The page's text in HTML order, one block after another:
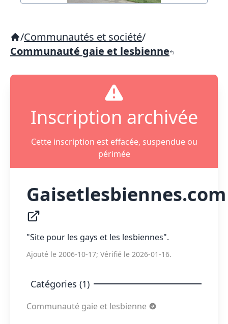
/Communautés et société/
Communauté gaie et lesbienne
Inscription archivée
Cette inscription est effacée, suspendue ou
périmée
"Site pour les gays et les lesbiennes".
Ajouté le 2006-10-17; Vérifié le 2026-01-16.
Catégories (1)
Communauté gaie et lesbienne